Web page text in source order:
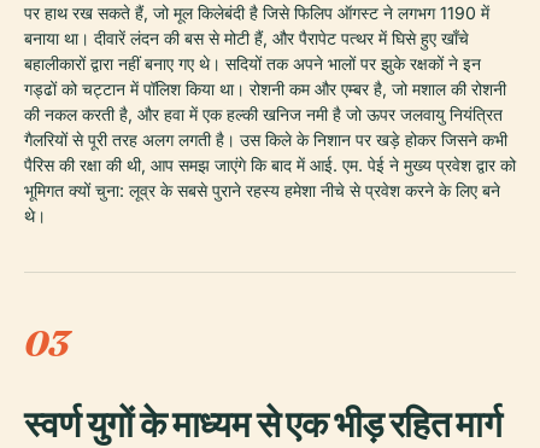
पर हाथ रख सकते हैं, जो मूल किलेबंदी है जिसे फिलिप ऑगस्ट ने लगभग 1190 में
बनाया था। दीवारें लंदन की बस से मोटी हैं, और पैरापेट पत्थर में घिसे हुए खाँचे
बहालीकारों द्वारा नहीं बनाए गए थे। सदियों तक अपने भालों पर झुके रक्षकों ने इन
गड्ढों को चट्टान में पॉलिश किया था। रोशनी कम और एम्बर है, जो मशाल की रोशनी
की नकल करती है, और हवा में एक हल्की खनिज नमी है जो ऊपर जलवायु नियंत्रित
गैलरियों से पूरी तरह अलग लगती है। उस किले के निशान पर खड़े होकर जिसने कभी
पैरिस की रक्षा की थी, आप समझ जाएंगे कि बाद में आई. एम. पेई ने मुख्य प्रवेश द्वार को
भूमिगत क्यों चुना: लूव्र के सबसे पुराने रहस्य हमेशा नीचे से प्रवेश करने के लिए बने
थे।
03
स्वर्ण युगों के माध्यम से एक भीड़ रहित मार्ग